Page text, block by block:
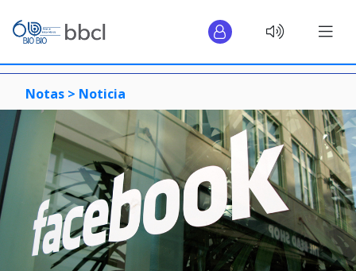
Notas > Noticia